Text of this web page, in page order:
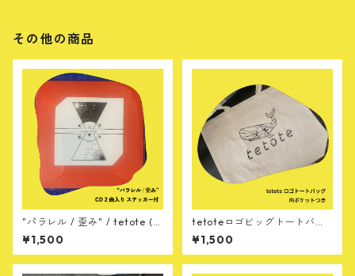
その他の商品
"パラレル / 歪み" / tetote (C
D)
¥1,500
tetoteロゴビッグトートバッ
グ
¥1,500